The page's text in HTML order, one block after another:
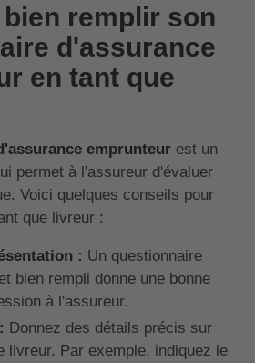
remplir son
d'assurance
en tant que
emprunteurest un
permet à l'assureur d'évaluer
Voici quelques conseils pour
que livreur :
: Un questionnaire
bien rempli donne une bonne
à l'assureur.
Donnez des détails précis sur
livreur. Par exemple, indiquez le